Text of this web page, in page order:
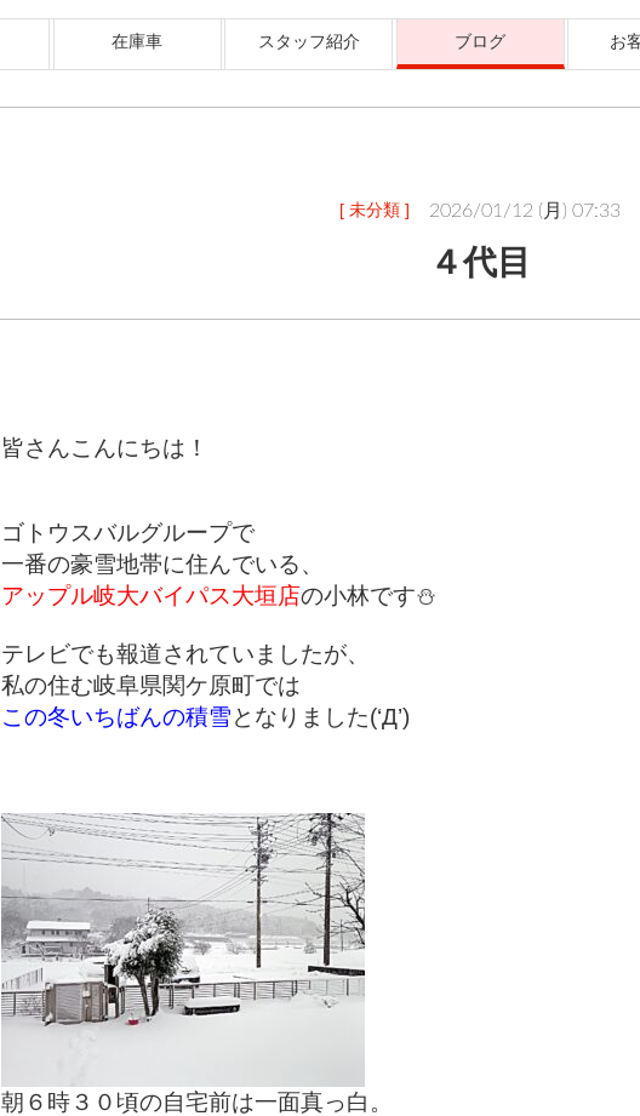
在庫車 スタッフ紹介 ブログ お
[ 未分類 ] 2026/01/12 (月) 07:33
４代目
皆さんこんにちは！
ゴトウスバルグループで
一番の豪雪地帯に住んでいる、
アップル岐大バイパス大垣店の小林です⛄
テレビでも報道されていましたが、
私の住む岐阜県関ケ原町では
この冬いちばんの積雪となりました(‘Д’)
朝６時３０頃の自宅前は一面真っ白。